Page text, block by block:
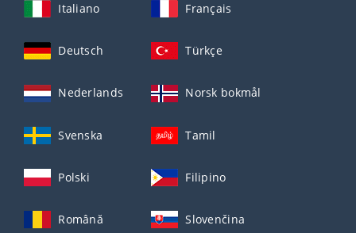
Italiano Français
Deutsch Türkçe
Nederlands Norsk bokmål
Svenska Tamil
Polski Filipino
Română Slovenčina